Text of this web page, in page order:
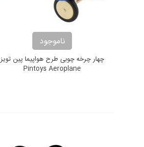
ناموجود
چهار چرخه چوبی طرح هواپیما پین تویز
Pintoys Aeroplane